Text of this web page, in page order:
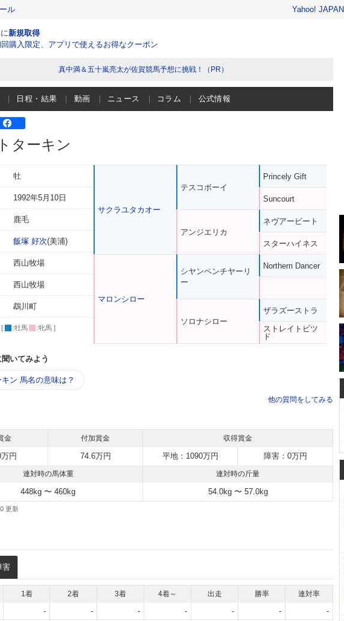
ル Yahoo! JAPAN
新規取得
購入限定、アプリで使えるお得なクーポン
真中満＆五十嵐亮太が佐賀競馬予想に挑戦！（PR）
日程・結果 動画 ニュース コラム 公式情報
ターキン
牡
1992年5月10日
鹿毛
飯塚 好次(美浦)
西山牧場
西山牧場
鵡川町
[ :牡馬 :牝馬 ]
サクラユタカオー
マロンシロー
テスコボーイ
アンジエリカ
シヤンペンチヤーリ
ー
ソロナシロー
Princely Gift
Suncourt
ネヴアービート
スターハイネス
Northern Dancer
ザラズーストラ
ストレイトビツ
ド
いてみよう
ン 馬名の意味は？
他の質問をしてみる
金 付加賞金 収得賞金
円 74.6万円 平地：1090万円 障害：0万円
連対時の馬体重 連対時の斤量
448kg 〜 460kg 54.0kg 〜 57.0kg
害
1着 2着 3着 4着～ 出走 勝率 連対率
- - - - - -
-